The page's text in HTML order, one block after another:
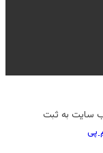
وب سایت به ثبت
پی